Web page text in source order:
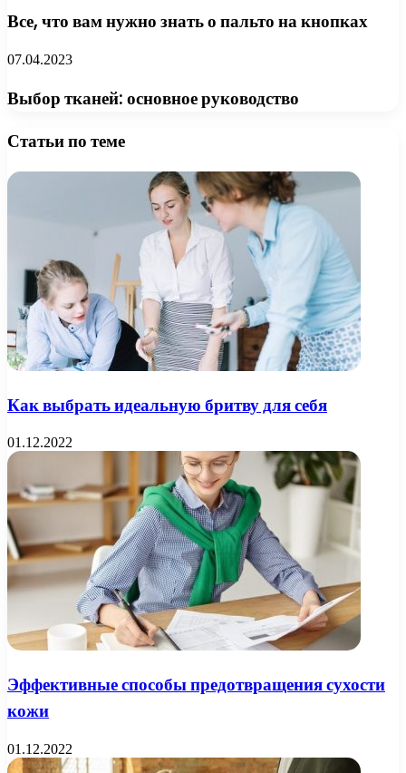
Все, что вам нужно знать о пальто на кнопках
07.04.2023
Выбор тканей: основное руководство
Статьи по теме
Как выбрать идеальную бритву для себя
01.12.2022
Эффективные способы предотвращения сухости
кожи
01.12.2022